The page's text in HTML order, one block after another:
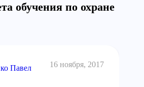
обучения по охране
Павел 16 ноября, 2017